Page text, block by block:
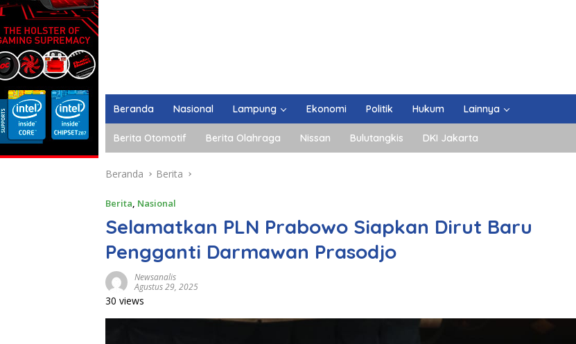
Beranda Nasional Lampung Ekonomi Politik Hukum Lainnya
Berita Otomotif Berita Olahraga Nissan Bulutangkis DKI Jakarta
Beranda Berita
Berita, Nasional
Selamatkan PLN Prabowo Siapkan Dirut Baru
Pengganti Darmawan Prasodjo
Newsanalis
Agustus 29, 2025
30 views